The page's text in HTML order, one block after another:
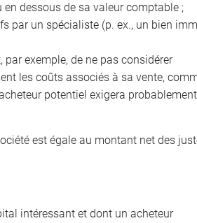
dessous de sa valeur comptable ;
par un spécialiste (p. ex., un bien
exemple, de ne pas considérer
les coûts associés à sa vente,
potentiel exigera
est égale au montant net des
intéressant et dont un acheteur